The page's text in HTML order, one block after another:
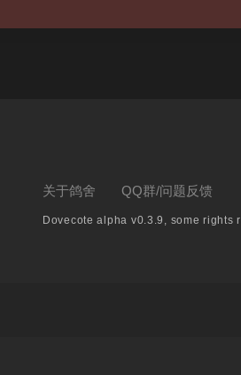
关于鸽舍 QQ群/问题反馈
Dovecote alpha v0.3.9, some rights